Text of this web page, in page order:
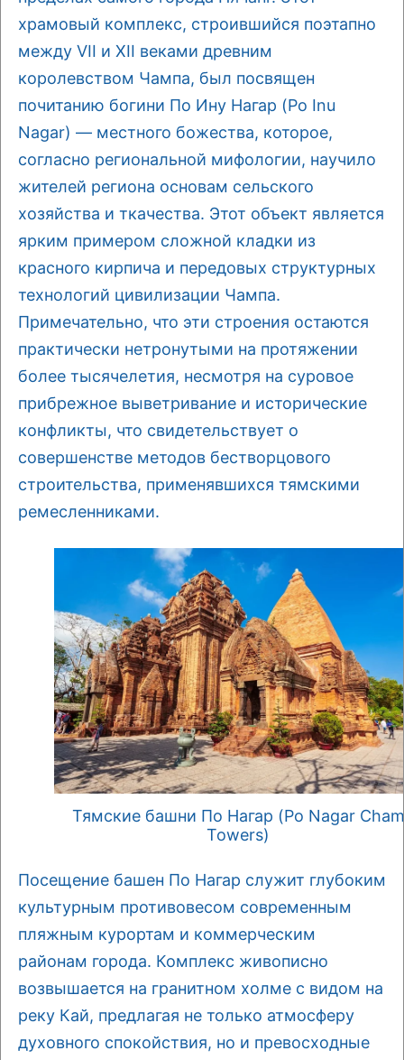
храмовый комплекс, строившийся поэтапно
между VII и XII веками древним
королевством Чампа, был посвящен
почитанию богини По Ину Нагар (Po Inu
Nagar) — местного божества, которое,
согласно региональной мифологии, научило
жителей региона основам сельского
хозяйства и ткачества. Этот объект является
ярким примером сложной кладки из
красного кирпича и передовых структурных
технологий цивилизации Чампа.
Примечательно, что эти строения остаются
практически нетронутыми на протяжении
более тысячелетия, несмотря на суровое
прибрежное выветривание и исторические
конфликты, что свидетельствует о
совершенстве методов бестворцового
строительства, применявшихся тямскими
ремесленниками.
Тямские башни По Нагар (Po Nagar Cham
Towers)
Посещение башен По Нагар служит глубоким
культурным противовесом современным
пляжным курортам и коммерческим
районам города. Комплекс живописно
возвышается на гранитном холме с видом на
реку Кай, предлагая не только атмосферу
духовного спокойствия, но и превосходные